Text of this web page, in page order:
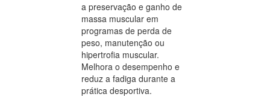
a preservação e ganho de
massa muscular em
programas de perda de
peso, manutenção ou
hipertrofia muscular.
Melhora o desempenho e
reduz a fadiga durante a
prática desportiva.